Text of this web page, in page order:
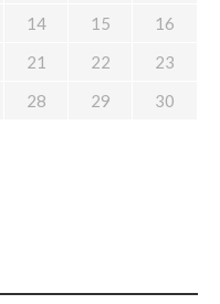
14 15
16
21 22
23
28 29
30